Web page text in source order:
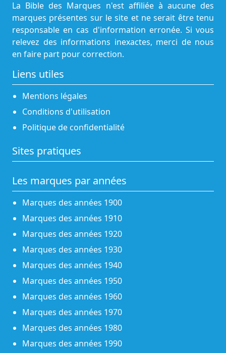
La Bible des Marques n'est affiliée à aucune des
marques présentes sur le site et ne serait être tenu
responsable en cas d'information erronée. Si vous
relevez des informations inexactes, merci de nous
en faire part pour correction.
Liens utiles
Mentions légales
Conditions d'utilisation
Politique de confidentialité
Sites pratiques
Les marques par années
Marques des années 1900
Marques des années 1910
Marques des années 1920
Marques des années 1930
Marques des années 1940
Marques des années 1950
Marques des années 1960
Marques des années 1970
Marques des années 1980
Marques des années 1990